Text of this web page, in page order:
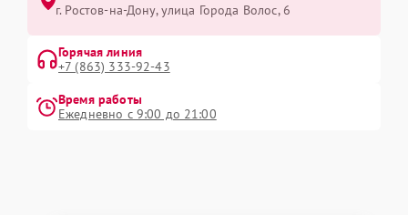
г. Ростов-на-Дону, улица Города Волос, 6
Горячая линия
+7 (863) 333-92-43
Время работы
Ежедневно с 9:00 до 21:00